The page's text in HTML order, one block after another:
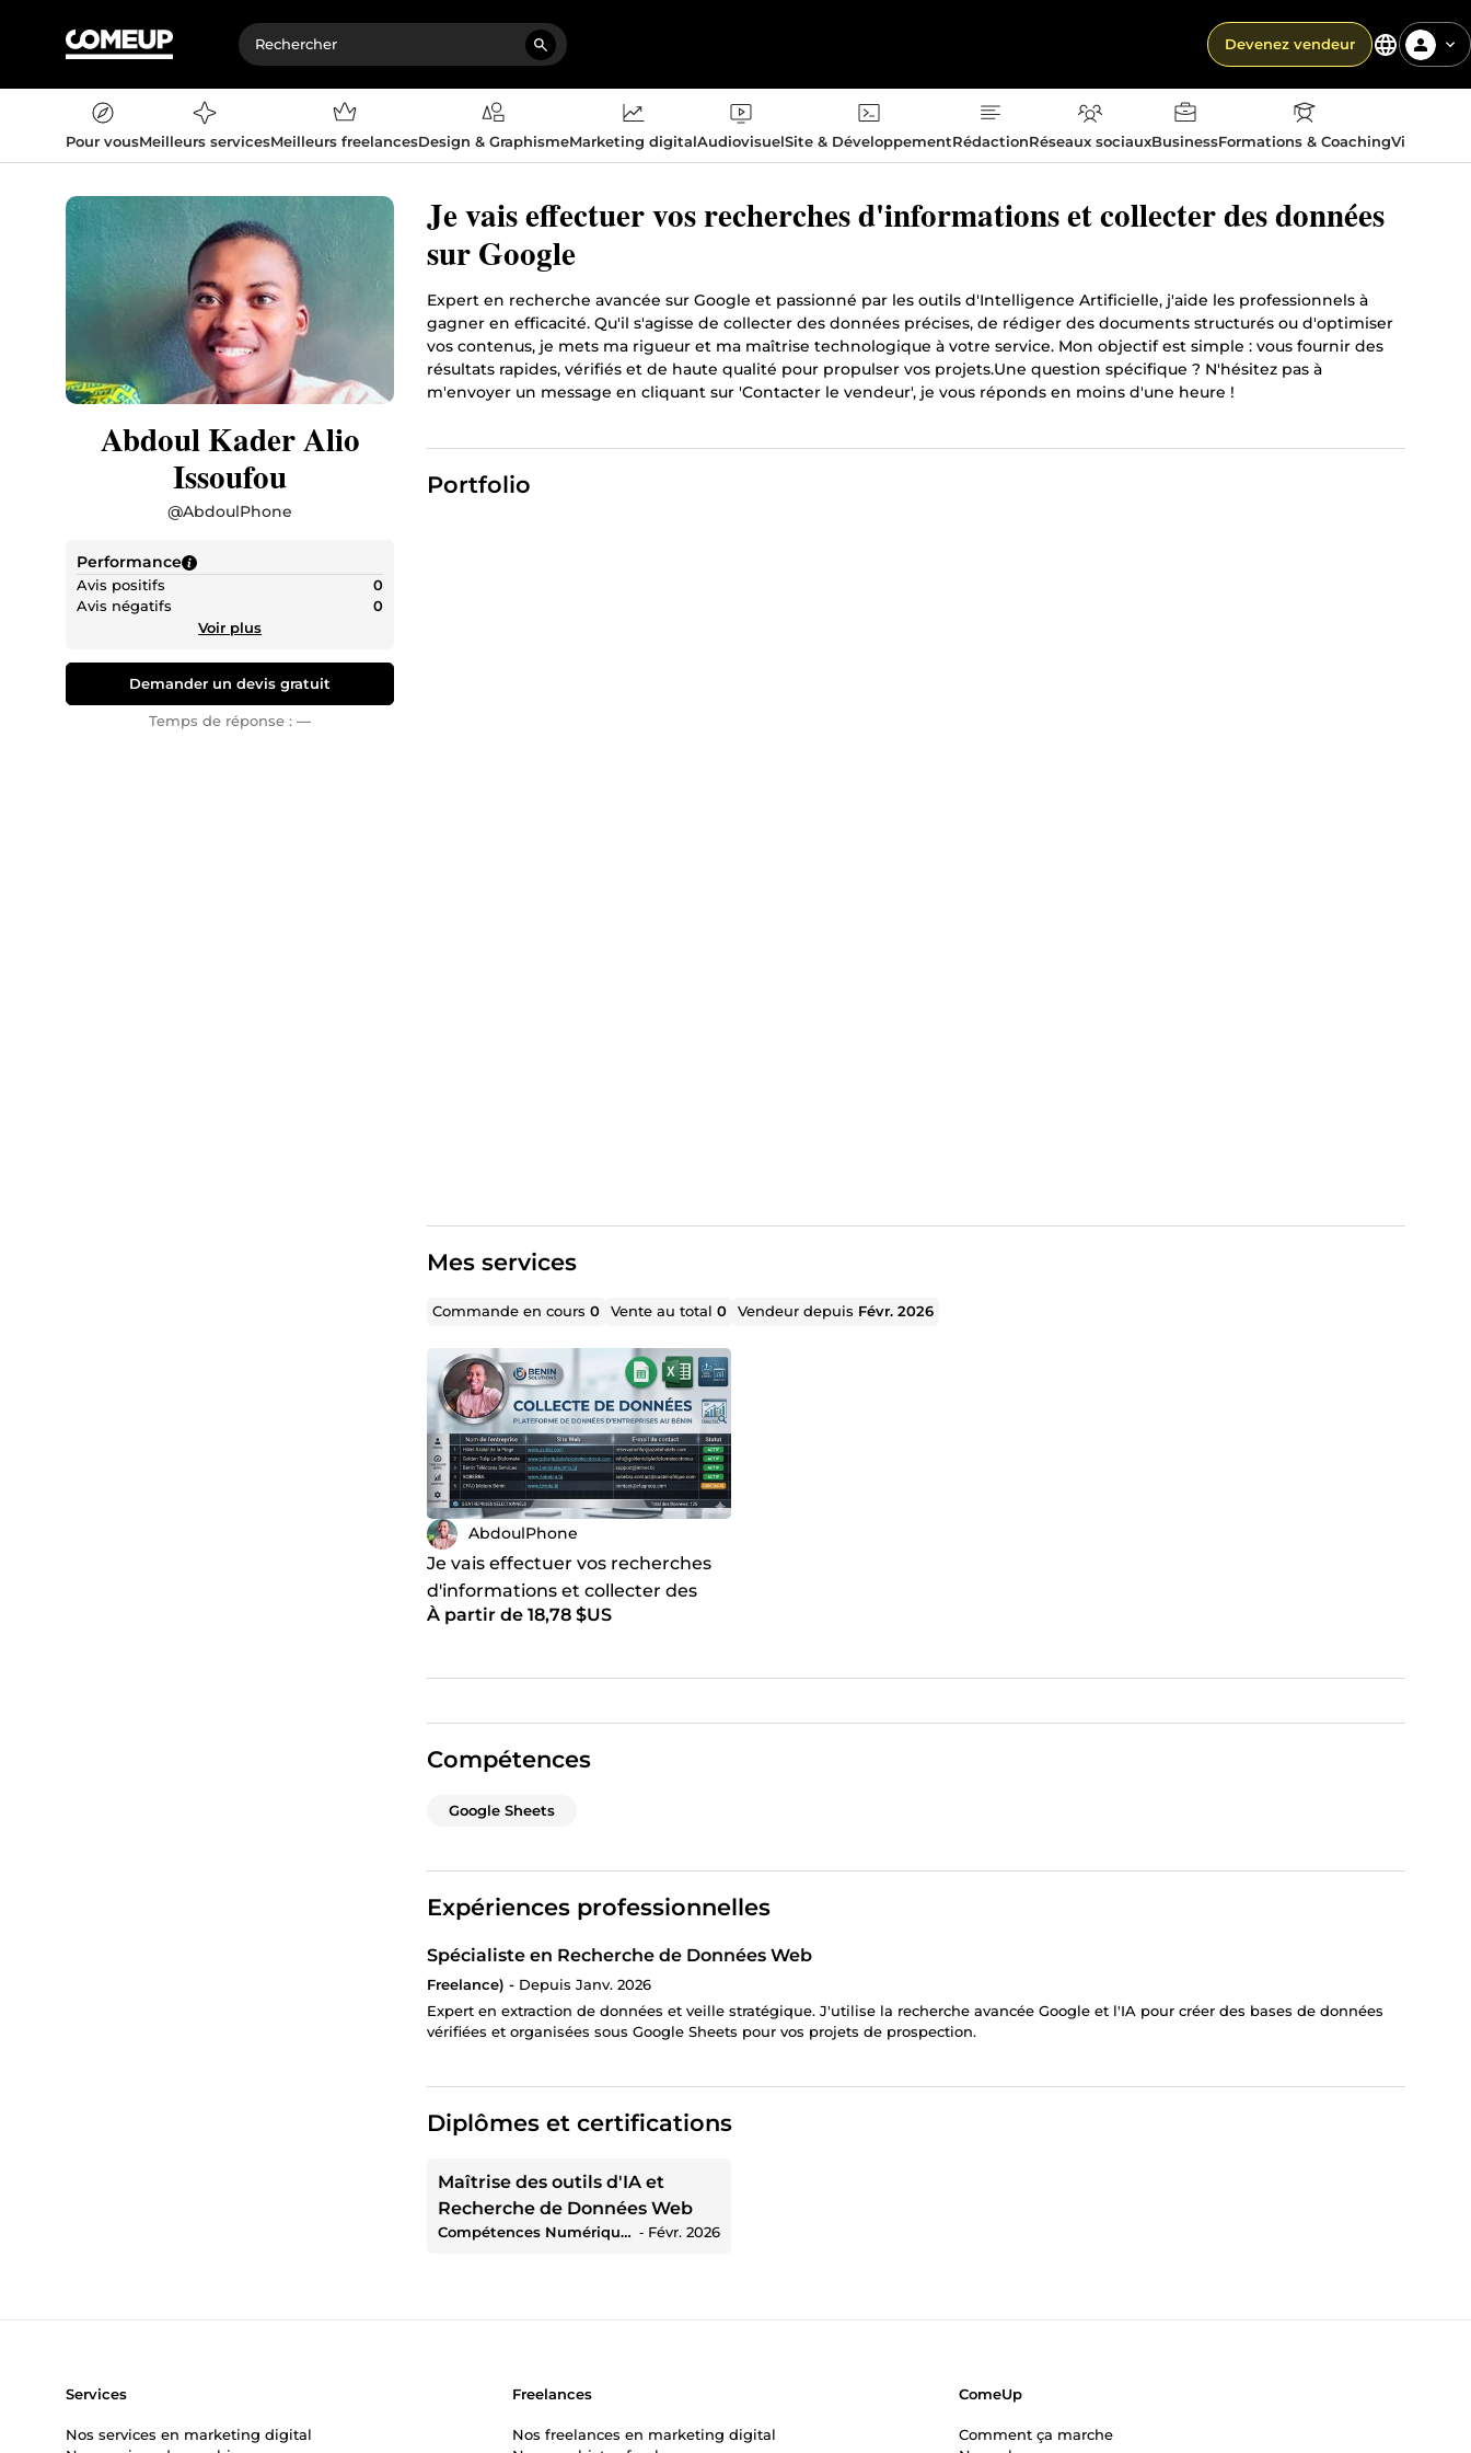
Devenez vendeur
Pour vousMeilleurs servicesMeilleurs freelancesDesign & GraphismeMarketing digitalAudiovisuelSite & DéveloppementRédactionRéseaux sociauxBusinessFormations & CoachingVie
Abdoul Kader Alio
Issoufou
@AbdoulPhone
Performance
Avis positifs
0
Avis négatifs
0
Voir plus
Demander un devis gratuit
Temps de réponse : —
Je vais effectuer vos recherches d'informations et collecter des données
sur Google
Expert en recherche avancée sur Google et passionné par les outils d'Intelligence Artificielle, j'aide les professionnels à
gagner en efficacité. Qu'il s'agisse de collecter des données précises, de rédiger des documents structurés ou d'optimiser
vos contenus, je mets ma rigueur et ma maîtrise technologique à votre service. Mon objectif est simple : vous fournir des
résultats rapides, vérifiés et de haute qualité pour propulser vos projets.Une question spécifique ? N'hésitez pas à
m'envoyer un message en cliquant sur 'Contacter le vendeur', je vous réponds en moins d'une heure !
Portfolio
Mes services
Commande en cours0 Vente au total0 Vendeur depuis Févr. 2026
AbdoulPhone
Je vais effectuer vos recherches
d'informations et collecter des
données sur le web
À partir de 18,78 $US
Compétences
Google Sheets
Expériences professionnelles
Spécialiste en Recherche de Données Web
Freelance) - Depuis Janv. 2026
Expert en extraction de données et veille stratégique. J'utilise la recherche avancée Google et l'IA pour créer des bases de données
vérifiées et organisées sous Google Sheets pour vos projets de prospection.
Diplômes et certifications
Maîtrise des outils d'IA et
Recherche de Données Web
Compétences Numériques ‐ Févr. 2026
Services
Nos services en marketing digital
Freelances
Nos freelances en marketing digital
ComeUp
Comment ça marche